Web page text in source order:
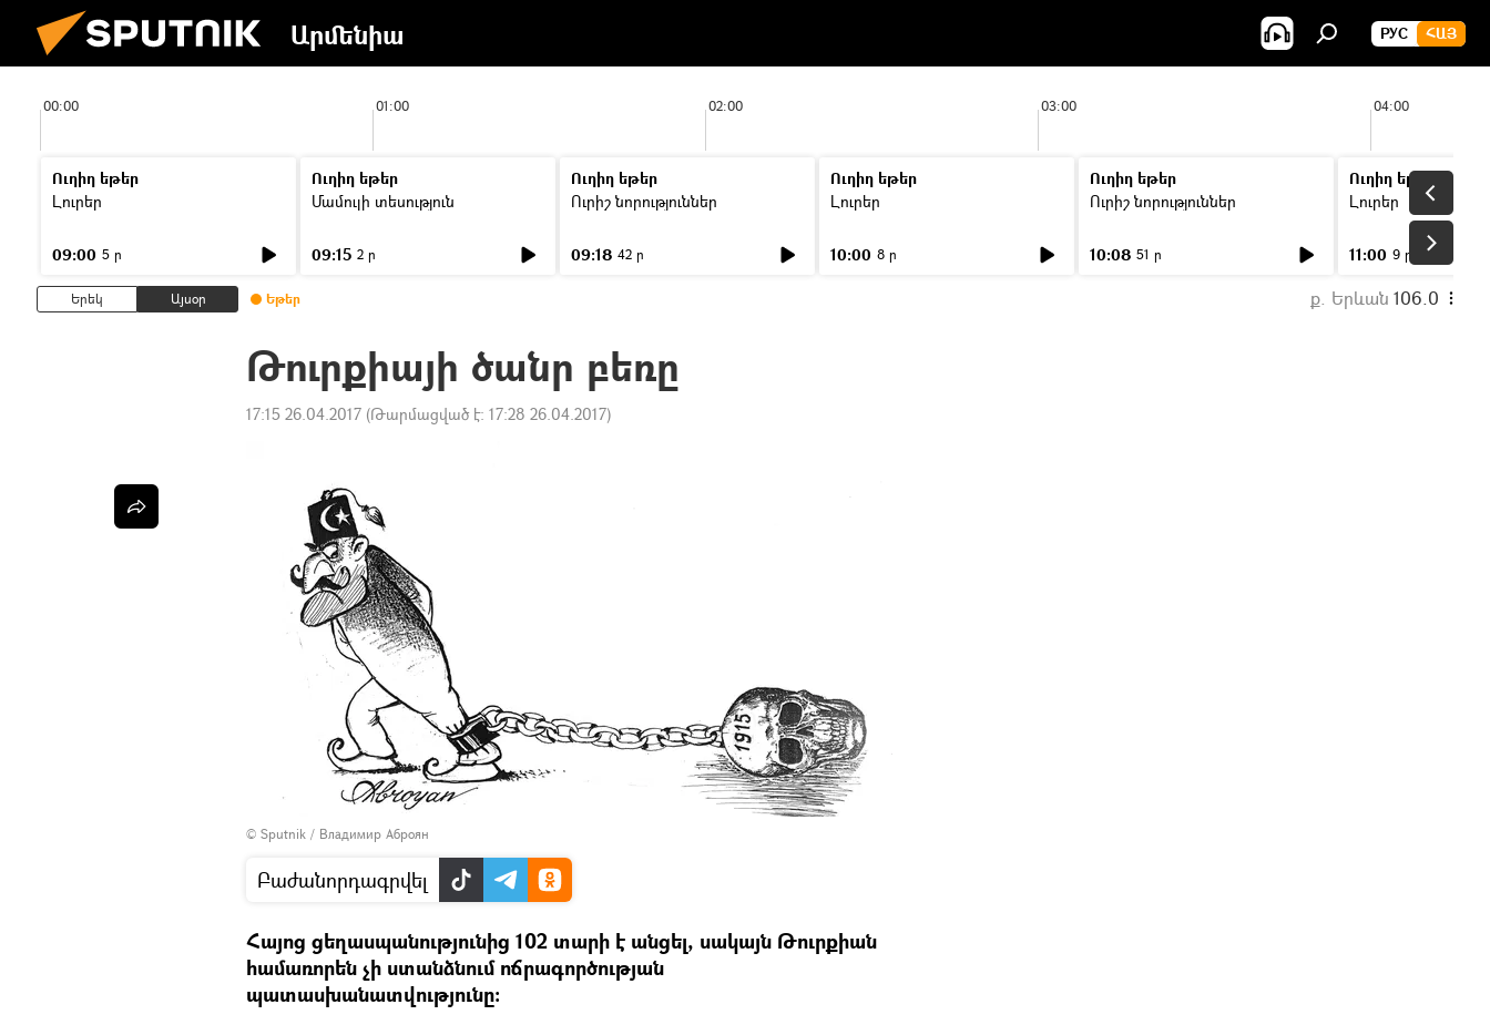
Արմենիա РУС ՀԱՅ
00:00 01:00 02:00 03:00 04:00
Ուղիղ եթեր
Լուրեր
09:00 5 ր
Ուղիղ եթեր
Մամուլի տեսություն
09:15 2 ր
Ուղիղ եթեր
Ուրիշ նորություններ
09:18 42 ր
Ուղիղ եթեր
Լուրեր
10:00 8 ր
Ուղիղ եթեր
Ուրիշ նորություններ
10:08 51 ր
Ուղիղ եթեր
Լուրեր
11:00 9 ր
Երեկ Այսօր Եթեր ք. Երևան 106.0
Թուրքիայի ծանր բեռը
17:15 26.04.2017 (Թարմացված է: 17:28 26.04.2017)
© Sputnik / Владимир Аброян
Բաժանորդագրվել
Հայոց ցեղասպանությունից 102 տարի է անցել, սակայն Թուրքիան
համառորեն չի ստանձնում ոճրագործության
պատասխանատվությունը։